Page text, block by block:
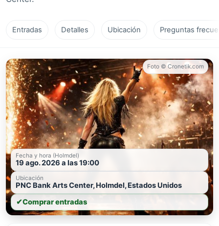
Entradas Detalles Ubicación Preguntas
Foto © Cronetik.com
Fecha y hora (Holmdel)
19 ago. 2026 a las 19:00
Ubicación
PNC Bank Arts Center, Holmdel, Estados Unidos
✔Comprar entradas